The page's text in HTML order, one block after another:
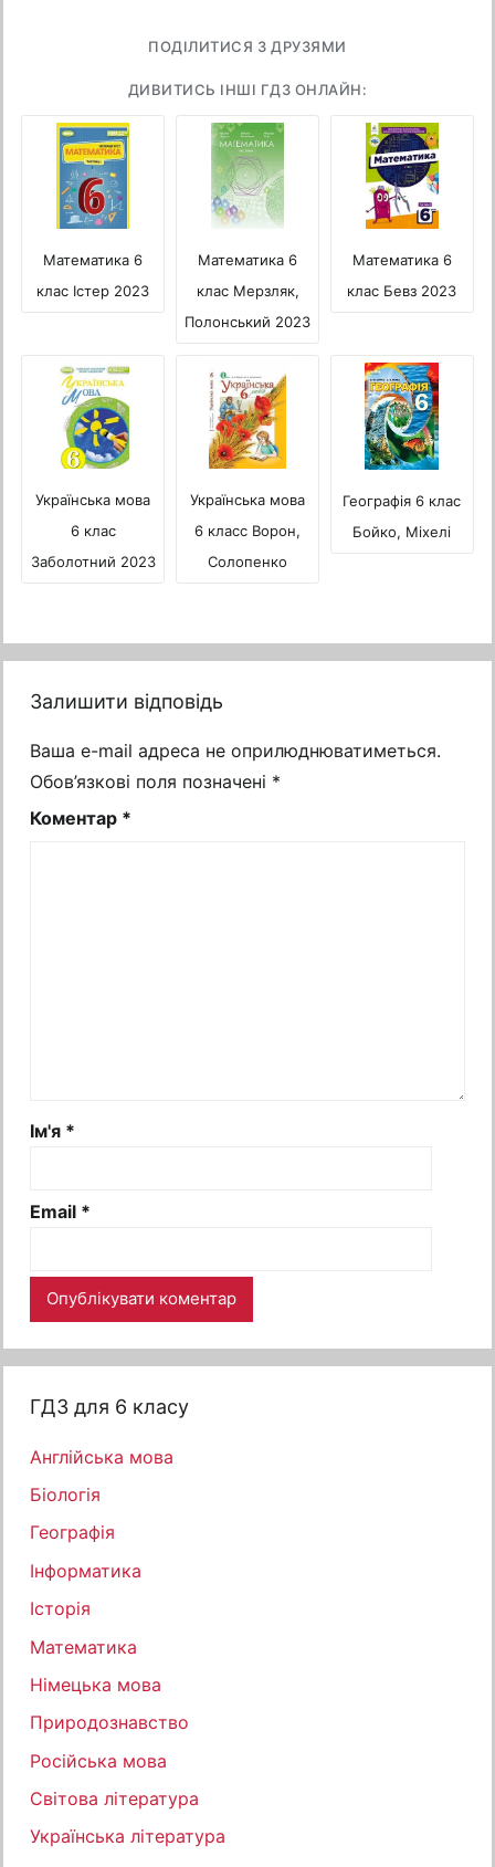
ПОДІЛИТИСЯ З ДРУЗЯМИ
ДИВИТИСЬ ІНШІ ГДЗ ОНЛАЙН:
Математика 6
клас Істер 2023
Математика 6
клас Мерзляк,
Полонський 2023
Математика 6
клас Бевз 2023
Українська мова
6 клас
Заболотний 2023
Українська мова
6 класс Ворон,
Солопенко
Географія 6 клас
Бойко, Міхелі
Залишити відповідь
Ваша e-mail адреса не оприлюднюватиметься.
Обов’язкові поля позначені *
Коментар *
Ім'я *
Email *
ГДЗ для 6 класу
Англійська мова
Біологія
Географія
Інформатика
Історія
Математика
Німецька мова
Природознавство
Російська мова
Світова література
Українська література